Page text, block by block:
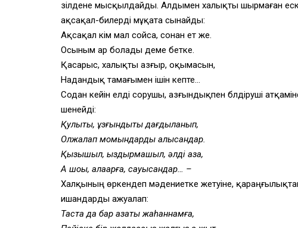
зілдене мысқылдайды. Алдымен халықты шырмаған ескі
ақсақал-билерді мұқата сынайды:
Ақсақал кім мал сойса, сонан ет же.
Осыным ар болады деме бетке.
Қасарыс, халықты азғыр, оқымасын,
Надандық тамағымен ішін кепте…
Содан кейін елді сорушы, азғындықпен бүлдіруші
шенейді:
Қулықты, құзғындықты дағдыланып,
Олжалап момындарды алысқандар.
Қызықшыл, қыздырмашыл, әлді қазақ,
Ақ шоқы, алақарға, сауысқандар… –
Халқының өркендеп мәдениетке жетуіне,
ишандарды ажуалап:
Таста да бар қазақты жаһаннамға,